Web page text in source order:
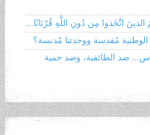
اتَّخَذوا مِن دُونِ اللَّهِ قُرْبَانًا...
مُقدسة ووحدتنا مُدنسة؟
ضد الطائفية، وضد حمية